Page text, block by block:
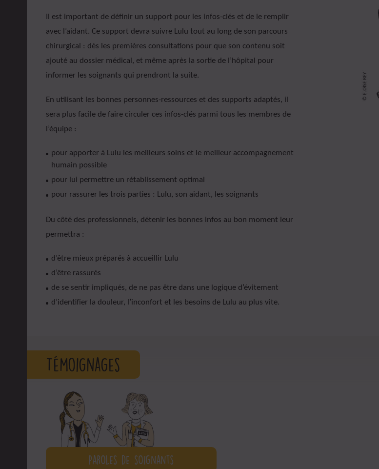
Il est important de définir un support pour les infos-clés et de le remplir
avec l’aidant. Ce support devra suivre Lulu tout au long de son parcours
chirurgical : dès les premières consultations pour que son contenu soit
ajouté au dossier médical, et même après la sortie de l’hôpital pour
informer les soignants qui prendront la suite.
En utilisant les bonnes personnes-ressources et des supports adaptés, il
sera plus facile de faire circuler ces infos-clés parmi tous les membres de
l’équipe :
pour apporter à Lulu les meilleurs soins et le meilleur accompagnement
humain possible
pour lui permettre un rétablissement optimal
pour rassurer les trois parties : Lulu, son aidant, les soignants
Du côté des professionnels, détenir les bonnes infos au bon moment leur
permettra :
d’être mieux préparés à accueillir Lulu
d’être rassurés
de se sentir impliqués, de ne pas être dans une logique d’évitement
d’identifier la douleur, l’inconfort et les besoins de Lulu au plus vite.
Témoignages
Paroles de soignants